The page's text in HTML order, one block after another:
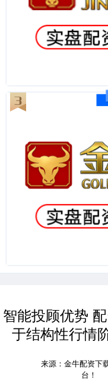
智能投顾优势
于结构性行情
来源：金牛配资下
台！